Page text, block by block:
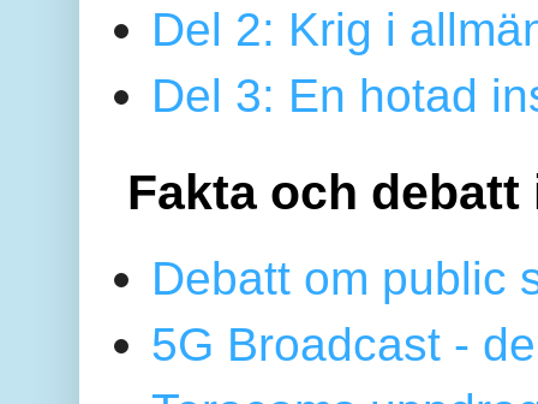
Del 2: Krig i
Del 3: En hotad
Fakta och debatt
Debatt om public
5G Broadcast -